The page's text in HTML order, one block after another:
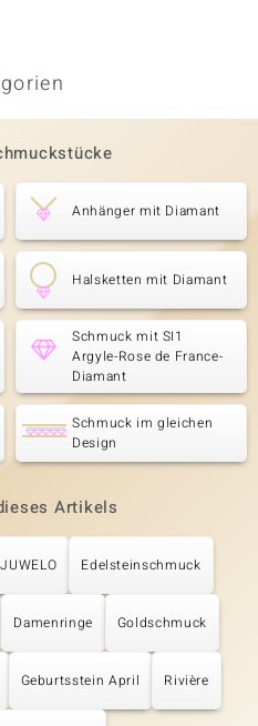
Anhänger mit Diamant
Halsketten mit Diamant
Schmuck mit SI1
Argyle-Rose de France-
Diamant
Schmuck im gleichen
Design
Artikels
Edelsteinschmuck
Damenringe Goldschmuck
Geburtsstein April Rivière